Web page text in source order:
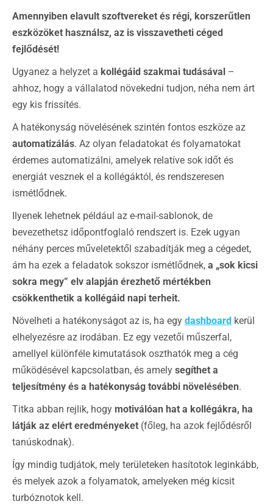
Amennyiben elavult szoftvereket és régi, korszerűtlen
eszközöket használsz, az is visszavetheti céged
fejlődését!
Ugyanez a helyzet a kollégáid szakmai tudásával –
ahhoz, hogy a vállalatod növekedni tudjon, néha nem árt
egy kis frissítés.
A hatékonyság növelésének szintén fontos eszköze az
automatizálás. Az olyan feladatokat és folyamatokat
érdemes automatizálni, amelyek relatíve sok időt és
energiát vesznek el a kollégáktól, és rendszeresen
ismétlődnek.
Ilyenek lehetnek például az e-mail-sablonok, de
bevezethetsz időpontfoglaló rendszert is. Ezek ugyan
néhány perces műveletektől szabadítják meg a cégedet,
ám ha ezek a feladatok sokszor ismétlődnek, a „sok kicsi
sokra megy” elv alapján érezhető mértékben
csökkenthetik a kollégáid napi terheit.
Növelheti a hatékonyságot az is, ha egy dashboard kerül
elhelyezésre az irodában. Ez egy vezetői műszerfal,
amellyel különféle kimutatások oszthatók meg a cég
működésével kapcsolatban, és amely segíthet a
teljesítmény és a hatékonyság további növelésében.
Titka abban rejlik, hogy motiválóan hat a kollégákra, ha
látják az elért eredményeket (főleg, ha azok fejlődésről
tanúskodnak).
Így mindig tudjátok, mely területeken hasítotok leginkább,
és melyek azok a folyamatok, amelyeken még kicsit
turbóznotok kell.